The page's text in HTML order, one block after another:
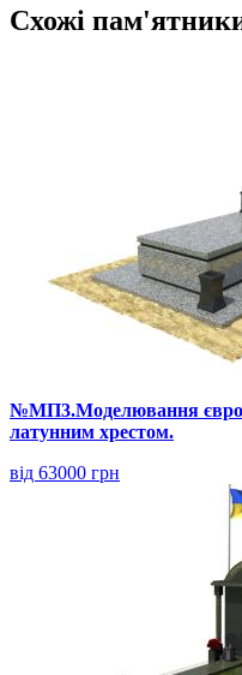
Схожі
№МП3.Моделювання
латунним хрестом.
від 63000 грн